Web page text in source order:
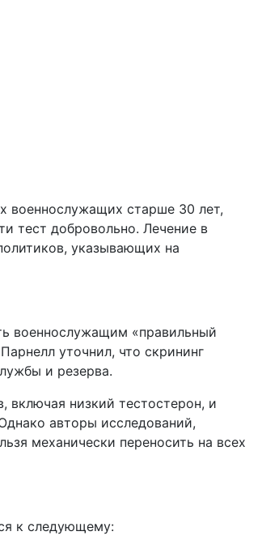
военнослужащих старше 30 лет,
тест добровольно. Лечение в
указывающих на
военнослужащим «правильный
уточнил, что скрининг
и резерва.
включая низкий тестостерон, и
авторы исследований,
механически переносить на всех
к следующему: